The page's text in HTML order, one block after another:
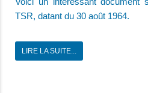
TSR, datant du 30 août 1964.
LIRE LA SUITE...